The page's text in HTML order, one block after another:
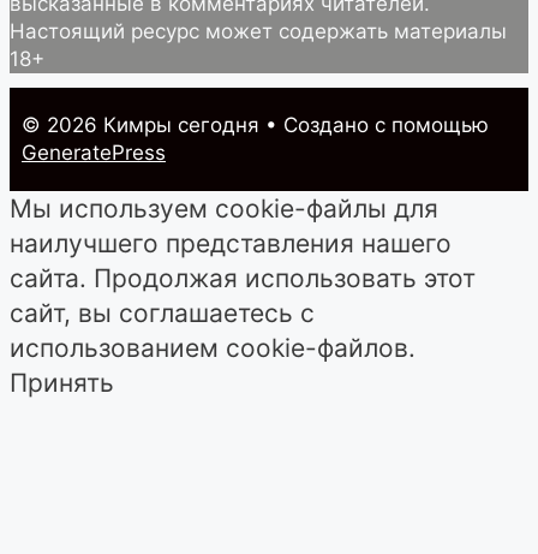
Настоящий ресурс может содержать материалы
18+
© 2026 Кимры cегодня • Создано с помощью
GeneratePress
Мы используем cookie-файлы для
наилучшего представления нашего
сайта. Продолжая использовать этот
сайт, вы соглашаетесь с
использованием cookie-файлов.
Принять